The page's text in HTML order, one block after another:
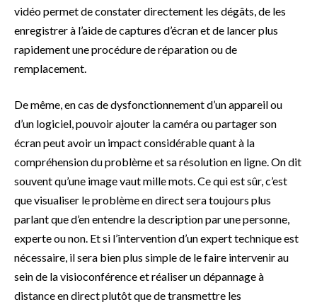
vidéo permet de constater directement les dégâts, de les
enregistrer à l’aide de captures d’écran et de lancer plus
rapidement une procédure de réparation ou de
remplacement.
De même, en cas de dysfonctionnement d’un appareil ou
d’un logiciel, pouvoir ajouter la caméra ou partager son
écran peut avoir un impact considérable quant à la
compréhension du problème et sa résolution en ligne. On dit
souvent qu’une image vaut mille mots. Ce qui est sûr, c’est
que visualiser le problème en direct sera toujours plus
parlant que d’en entendre la description par une personne,
experte ou non. Et si l’intervention d’un expert technique est
nécessaire, il sera bien plus simple de le faire intervenir au
sein de la visioconférence et réaliser un dépannage à
distance en direct plutôt que de transmettre les